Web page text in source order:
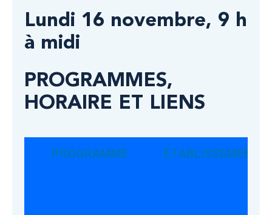
Lundi 16 novembre, 9 h
à midi
PROGRAMMES,
HORAIRE ET LIENS
PROGRAMME ÉTABLISSEMENT